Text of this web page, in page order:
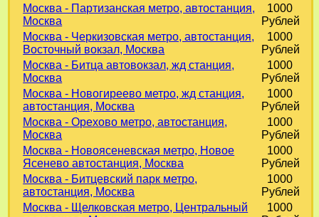
Москва - Партизанская метро, автостанция,
Москва
1000
Рублей
Москва - Черкизовская метро, автостанция,
Восточный вокзал, Москва
1000
Рублей
Москва - Битца автовокзал, жд станция,
Москва
1000
Рублей
Москва - Новогиреево метро, жд станция,
автостанция, Москва
1000
Рублей
Москва - Орехово метро, автостанция,
Москва
1000
Рублей
Москва - Новоясеневская метро, Новое
Ясенево автостанция, Москва
1000
Рублей
Москва - Битцевский парк метро,
автостанция, Москва
1000
Рублей
Москва - Щелковская метро, Центральный
1000